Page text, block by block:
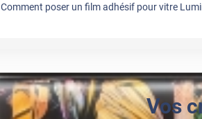
Comment poser un film adhésif pour vitre
Vos